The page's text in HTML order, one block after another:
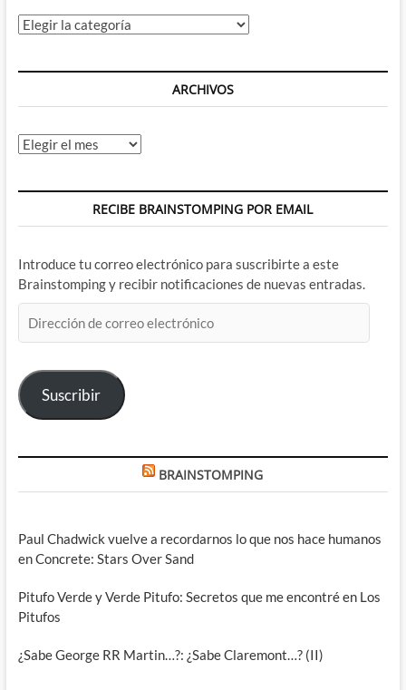
Bachalo
y
Categorías
ARCHIVOS
Archivos
RECIBE BRAINSTOMPING POR EMAIL
Introduce tu correo electrónico para suscribirte a este
Brainstomping y recibir notificaciones de nuevas entradas.
de
electrónico
Suscribir
BRAINSTOMPING
Paul Chadwick vuelve a recordarnos lo que nos hace humanos
en Concrete: Stars Over Sand
Pitufo Verde y Verde Pitufo: Secretos que me encontré en Los
Pitufos
¿Sabe George RR Martin…?: ¿Sabe Claremont…? (II)